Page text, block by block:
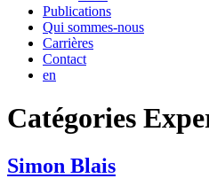
Publications
Qui sommes-nous
Carrières
Contact
en
Catégories
Simon Blais